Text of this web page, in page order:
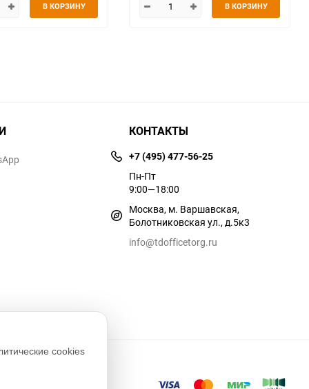
В КОРЗИНУ В КОРЗИНУ
КОНТАКТЫ
+7 (495) 477-56-25
Пн-Пт
9:00—18:00
Москва, м. Варшавская,
Болотниковская ул., д.5к3
info@tdofficetorg.ru
cookies